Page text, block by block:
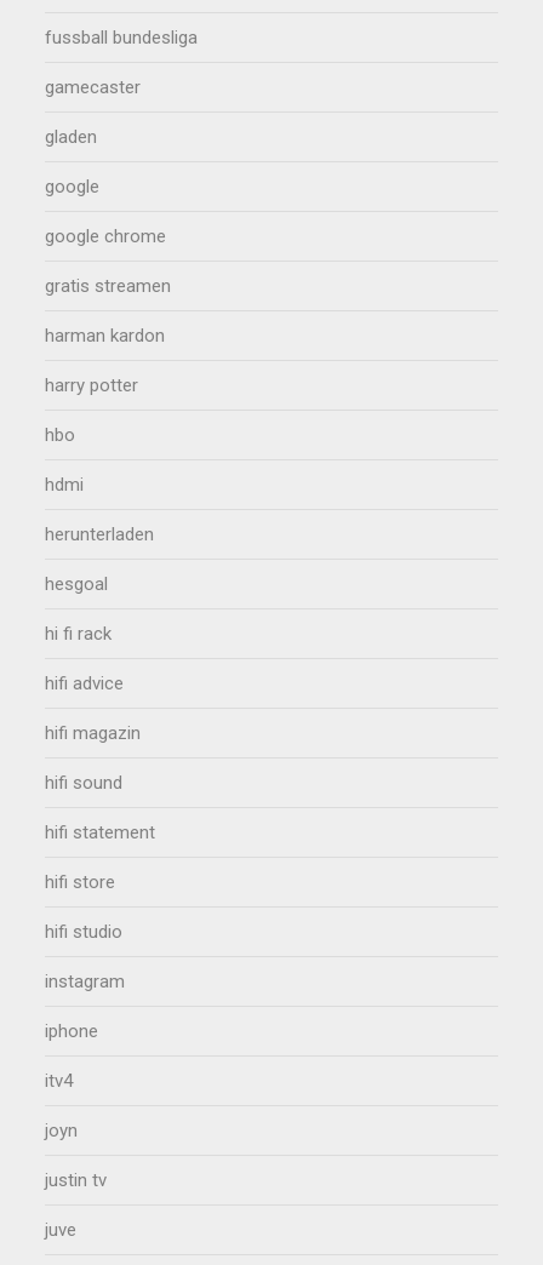
fussball bundesliga
gamecaster
gladen
google
google chrome
gratis streamen
harman kardon
harry potter
hbo
hdmi
herunterladen
hesgoal
hi fi rack
hifi advice
hifi magazin
hifi sound
hifi statement
hifi store
hifi studio
instagram
iphone
itv4
joyn
justin tv
juve